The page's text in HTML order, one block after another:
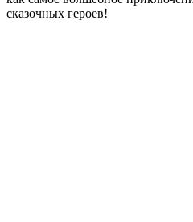
сказочных героев!